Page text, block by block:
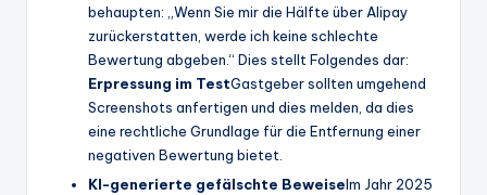
behaupten: „Wenn Sie mir die Hälfte über Alipay
zurückerstatten, werde ich keine schlechte
Bewertung abgeben.“ Dies stellt Folgendes dar:
Erpressung im TestGastgeber sollten umgehend
Screenshots anfertigen und dies melden, da dies
eine rechtliche Grundlage für die Entfernung einer
negativen Bewertung bietet.
KI-generierte gefälschte BeweiseIm Jahr 2025